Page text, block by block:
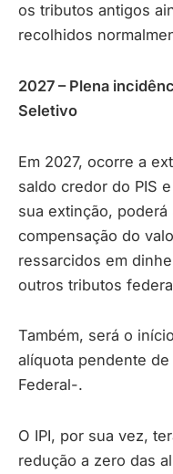
os tributos antigos
recolhidos
2027 – Plena
Seletivo
Em 2027, ocorre a
saldo credor do PIS
sua extinção,
compensação do
ressarcidos em
outros tributos
Também, será o
alíquota pendente
Federal-.
O IPI, por sua vez,
redução a zero das